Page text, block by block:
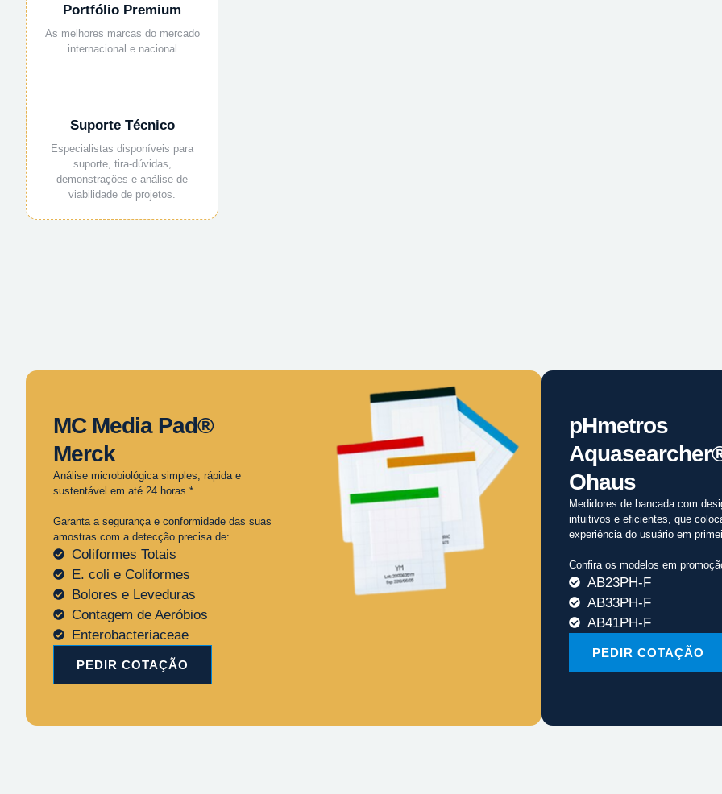
Portfólio Premium
As melhores marcas do mercado
internacional e nacional
Suporte Técnico
Especialistas disponíveis para
suporte, tira-dúvidas,
demonstrações e análise de
viabilidade de projetos.
MC Media Pad®
Merck
Análise microbiológica simples, rápida e
sustentável em até 24 horas.*
Garanta a segurança e conformidade das suas
amostras com a detecção precisa de:
Coliformes Totais
E. coli e Coliformes
Bolores e Leveduras
Contagem de Aeróbios
Enterobacteriaceae
PEDIR COTAÇÃO
pHmetros
Ohaus
Medidores de bancada com
intuitivos e eficientes, que
experiência do usuário em
Confira os modelos em
AB23PH-F
AB33PH-F
AB41PH-F
PEDIR COTAÇÃO